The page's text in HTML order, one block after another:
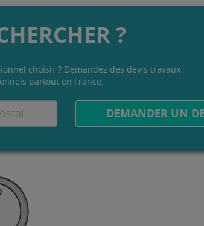
?
choisir ? Demandez des devis travaux
partout en France.
DEMANDER UN